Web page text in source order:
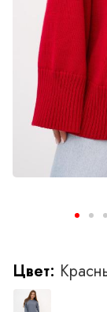
Цвет: